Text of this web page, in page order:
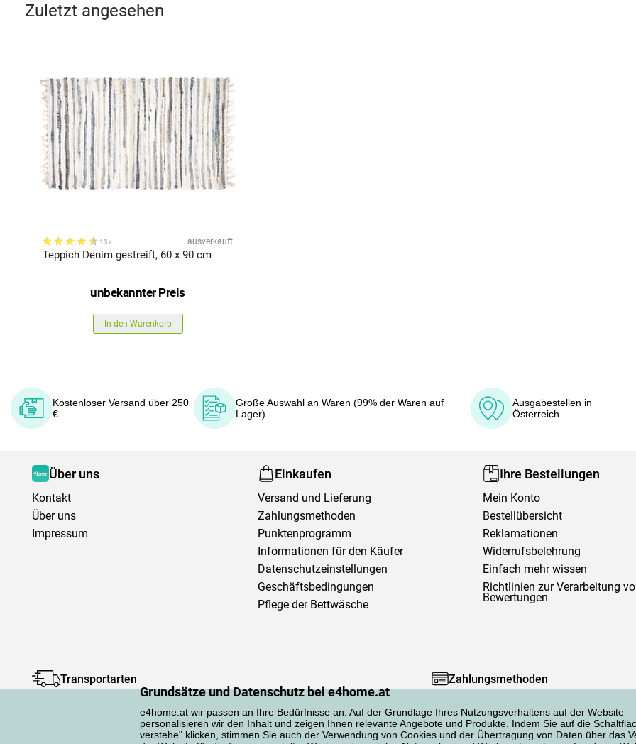
Grundsätze und Datenschutz bei e4home.at
e4home.at wir passen an Ihre Bedürfnisse an. Auf der Grundlage Ihres Nutzungsverhaltens auf der Website
personalisieren wir den Inhalt und zeigen Ihnen relevante Angebote und Produkte. Indem Sie auf die
verstehe" klicken, stimmen Sie auch der Verwendung von Cookies und der Übertragung von Daten über das
Zuletzt angesehen
13x ausverkauft
Teppich Denim gestreift, 60 x 90 cm
unbekannter Preis
In den Warenkorb
Kostenloser Versand über 250
€
Große Auswahl an Waren (99% der Waren auf
Lager)
Ausgabestellen in
Österreich
Über uns
Kontakt
Über uns
Impressum
Einkaufen
Versand und Lieferung
Zahlungsmethoden
Punktenprogramm
Informationen für den Käufer
Datenschutzeinstellungen
Geschäftsbedingungen
Pflege der Bettwäsche
Ihre Bestellungen
Mein Konto
Bestellübersicht
Reklamationen
Widerrufsbelehrung
Einfach mehr wissen
Richtlinien zur Verarbeitung
Bewertungen
Transportarten Zahlungsmethoden